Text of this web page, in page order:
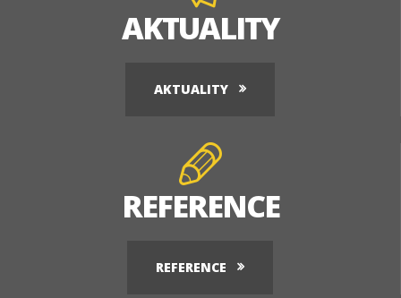
AKTUALITY
AKTUALITY
REFERENCE
REFERENCE